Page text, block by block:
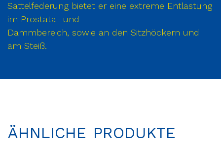
Sattelfederung bietet er eine extreme Entlastung
im Prostata- und
Dammbereich, sowie an den Sitzhöckern und
am Steiß.
ÄHNLICHE PRODUKTE